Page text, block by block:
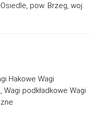
pow. Brzeg, woj.
Hakowe Wagi
podkładkowe Wagi